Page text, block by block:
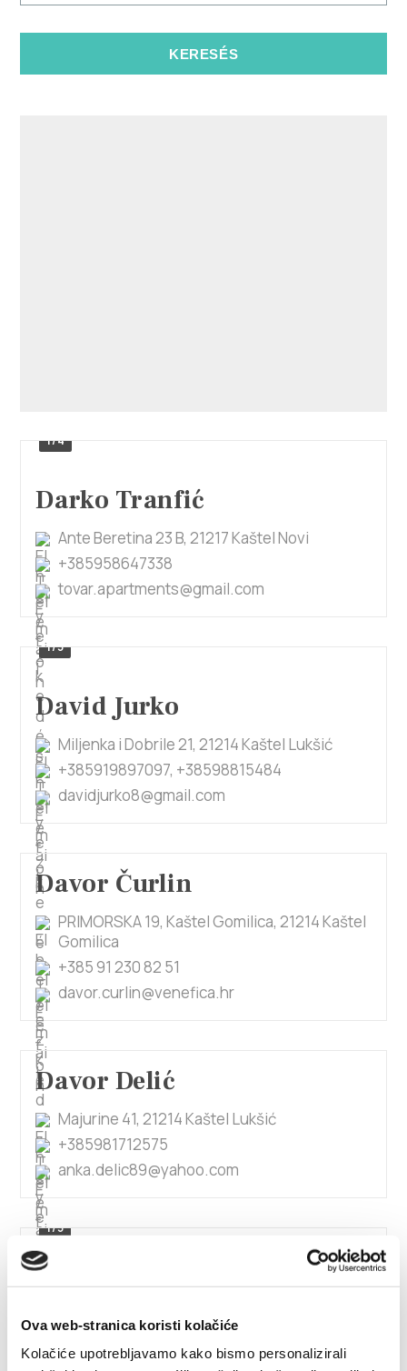
Ova web-stranica koristi kolačiće
Kolačiće upotrebljavamo kako bismo personalizirali
Villa Nika, Kamberovo šetalište 30,
21216 Kaštel Stari, Hrvatska
Útvonalak
1/4
Darko Tranfić
Ante Beretina 23 B, 21217 Kaštel Novi
+385958647338
tovar.apartments@gmail.com
1/5
David Jurko
Miljenka i Dobrile 21, 21214 Kaštel Lukšić
+385919897097, +38598815484
davidjurko8@gmail.com
Davor Čurlin
PRIMORSKA 19, Kaštel Gomilica, 21214 Kaštel
Gomilica
+385 91 230 82 51
davor.curlin@venefica.hr
Davor Delić
Majurine 41, 21214 Kaštel Lukšić
+385981712575
anka.delic89@yahoo.com
1/5
Davor Duišin
Koludrovac 20, 21217 Kaštel Štafilić
+385913367008